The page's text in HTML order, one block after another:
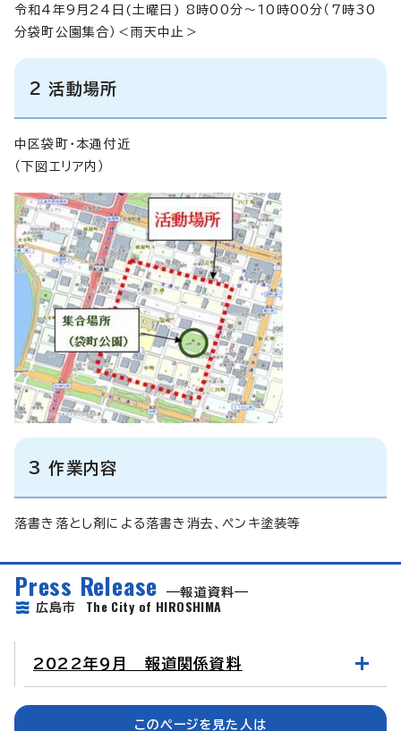
令和4年9月24日(土曜日) 8時00分～10時00分（7時30
分袋町公園集合）＜雨天中止＞
2 活動場所
中区袋町・本通付近
（下図エリア内）
3 作業内容
落書き落とし剤による落書き消去、ペンキ塗装等
Press Release
報道資料
広島市 The City of HIROSHIMA
2022年9月 報道関係資料
このページを見た人は